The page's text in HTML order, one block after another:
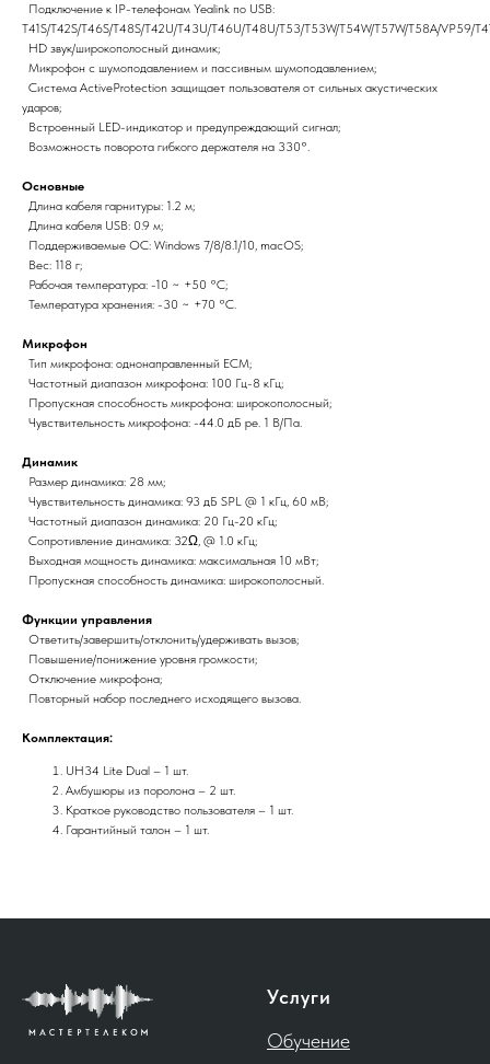
Подключение к IP-телефонам Yealink по USB:
T41S/T42S/T46S/T48S/T42U/T43U/T46U/T48U/T53/T53W/T54W/T57W/T58A/VP59/
HD звук/широкополосный динамик;
Микрофон с шумоподавлением и пассивным шумоподавлением;
Система ActiveProtection защищает пользователя от сильных акустических
ударов;
Встроенный LED-индикатор и предупреждающий сигнал;
Возможность поворота гибкого держателя на 330°.
Основные
Длина кабеля гарнитуры: 1.2 м;
Длина кабеля USB: 0.9 м;
Поддерживаемые ОС: Windows 7/8/8.1/10, macOS;
Вес: 118 г;
Рабочая температура: -10 ~ +50 °C;
Температура хранения: -30 ~ +70 °C.
Микрофон
Тип микрофона: однонаправленный ECM;
Частотный диапазон микрофона: 100 Гц-8 кГц;
Пропускная способность микрофона: широкополосный;
Чувствительность микрофона: -44.0 дБ ре. 1 В/Па.
Динамик
Размер динамика: 28 мм;
Чувствительность динамика: 93 дБ SPL @ 1 кГц, 60 мВ;
Частотный диапазон динамика: 20 Гц-20 кГц;
Сопротивление динамика: 32Ω, @ 1.0 кГц;
Выходная мощность динамика: максимальная 10 мВт;
Пропускная способность динамика: широкополосный.
Функции управления
Ответить/завершить/отклонить/удерживать вызов;
Повышение/понижение уровня громкости;
Отключение микрофона;
Повторный набор последнего исходящего вызова.
Комплектация:
UH34 Lite Dual – 1 шт.
Амбушюры из поролона – 2 шт.
Краткое руководство пользователя – 1 шт.
Гарантийный талон – 1 шт.
Услуги
Обучение